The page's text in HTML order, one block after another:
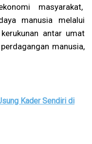
masyarakat,
manusia melalui
antar umat
manusia,
Kader Sendiri di